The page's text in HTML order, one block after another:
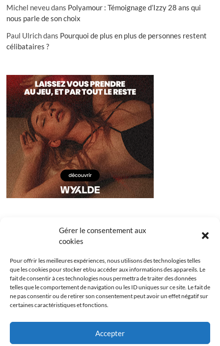
Gérer le consentement aux
cookies
Pour offrir les meilleures expériences, nous utilisons des technologies telles
que les cookies pour stocker et/ou accéder aux informations des appareils. Le
fait de consentir à ces technologies nous permettra de traiter des données
telles que le comportement de navigation ou les ID uniques sur ce site. Le fait de
ne pas consentir ou de retirer son consentement peut avoir un effet négatif sur
certaines caractéristiques et fonctions.
Accepter
Michel neveudans Polyamour : Témoignage d’Izzy 28 ans qui
nous parle de son choix
Paul Ulrichdans Pourquoi de plus en plus de personnes restent
célibataires ?